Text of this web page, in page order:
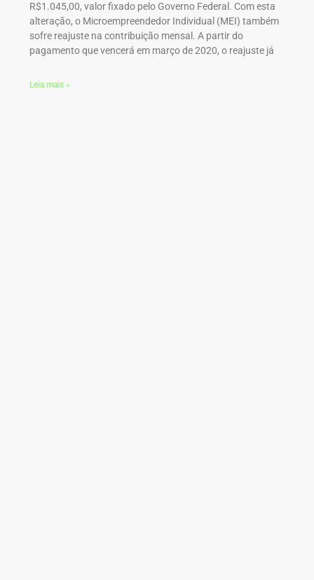
R$1.045,00, valor fixado pelo Governo Federal. Com esta
alteração, o Microempreendedor Individual (MEI) também
sofre reajuste na contribuição mensal. A partir do
pagamento que vencerá em março de 2020, o reajuste já
Leia mais »